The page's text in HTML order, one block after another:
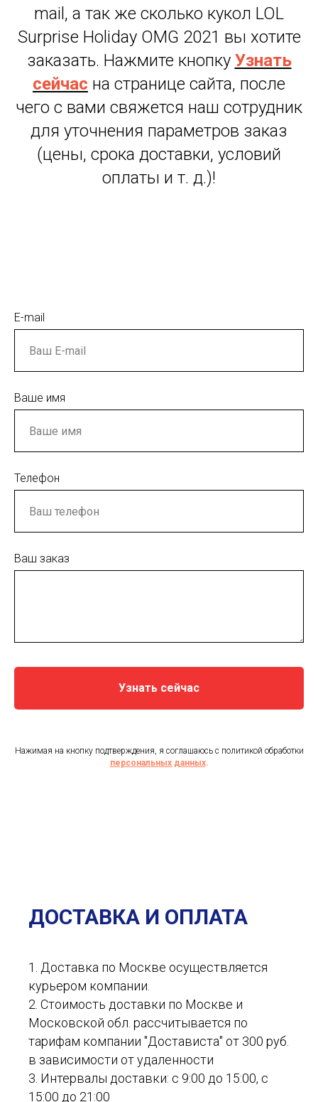
mail, а так же сколько кукол LOL
Surprise Holiday OMG 2021 вы хотите
заказать. Нажмите кнопку Узнать
сейчас на странице сайта, после
чего с вами свяжется наш сотрудник
для уточнения параметров заказ
(цены, срока доставки, условий
оплаты и т. д.)!
E-mail
Ваше имя
Телефон
Ваш заказ
Узнать сейчас
Нажимая на кнопку подтверждения, я соглашаюсь с политикой обработки
персональных данных.
ДОСТАВКА И ОПЛАТА
1. Доставка по Москве осуществляется
курьером компании.
2. Стоимость доставки по Москве и
Московской обл. рассчитывается по
тарифам компании "Достависта" от 300 руб.
в зависимости от удаленности
3. Интервалы доставки: с 9:00 до 15:00, с
15:00 до 21:00